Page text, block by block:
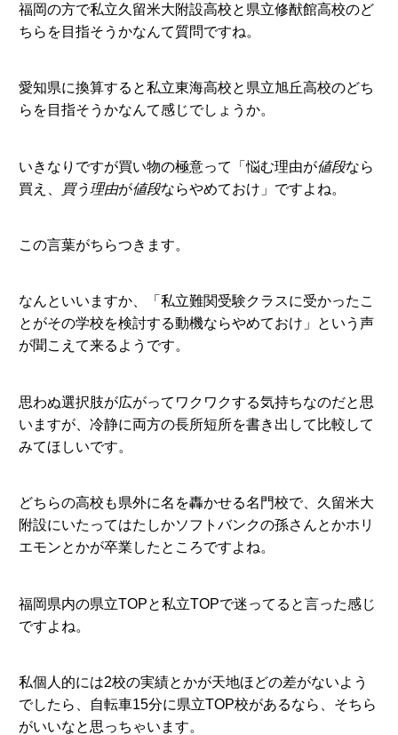
福岡の方で私立久留米大附設高校と県立修猷館高校のど
ちらを目指そうかなんて質問ですね。
愛知県に換算すると私立東海高校と県立旭丘高校のどち
らを目指そうかなんて感じでしょうか。
いきなりですが買い物の極意って「悩む理由が値段なら
買え、
買う理由が値段ならやめておけ」ですよね。
この言葉がちらつきます。
なんといいますか、「私立難関受験クラスに受かったこ
とがその学校を検討する動機ならやめておけ」という声
が聞こえて来るようです。
思わぬ選択肢が広がってワクワクする気持ちなのだと思
いますが、冷静に両方の長所短所を書き出して比較して
みてほしいです。
どちらの高校も県外に名を轟かせる名門校で、久留米大
附設にいたってはたしかソフトバンクの孫さんとかホリ
エモンとかが卒業したところですよね。
福岡県内の県立TOPと私立TOPで迷ってると言った感じ
ですよね。
私個人的には2校の実績とかが天地ほどの差がないよう
でしたら、自転車15分に県立TOP校があるなら、そちら
がいいなと思っちゃいます。